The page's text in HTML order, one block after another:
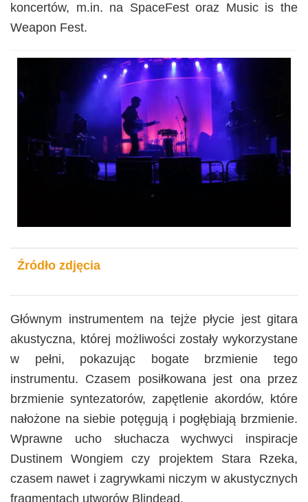
koncertów, m.in. na SpaceFest oraz Music is the
Weapon Fest.
Źródło zdjęcia
Głównym instrumentem na tejże płycie jest gitara
akustyczna, której możliwości zostały wykorzystane
w pełni, pokazując bogate brzmienie tego
instrumentu. Czasem posiłkowana jest ona przez
brzmienie syntezatorów, zapętlenie akordów, które
nałożone na siebie potęgują i pogłębiają brzmienie.
Wprawne ucho słuchacza wychwyci inspiracje
Dustinem Wongiem czy projektem Stara Rzeka,
czasem nawet i zagrywkami niczym w akustycznych
fragmentach utworów Blindead.